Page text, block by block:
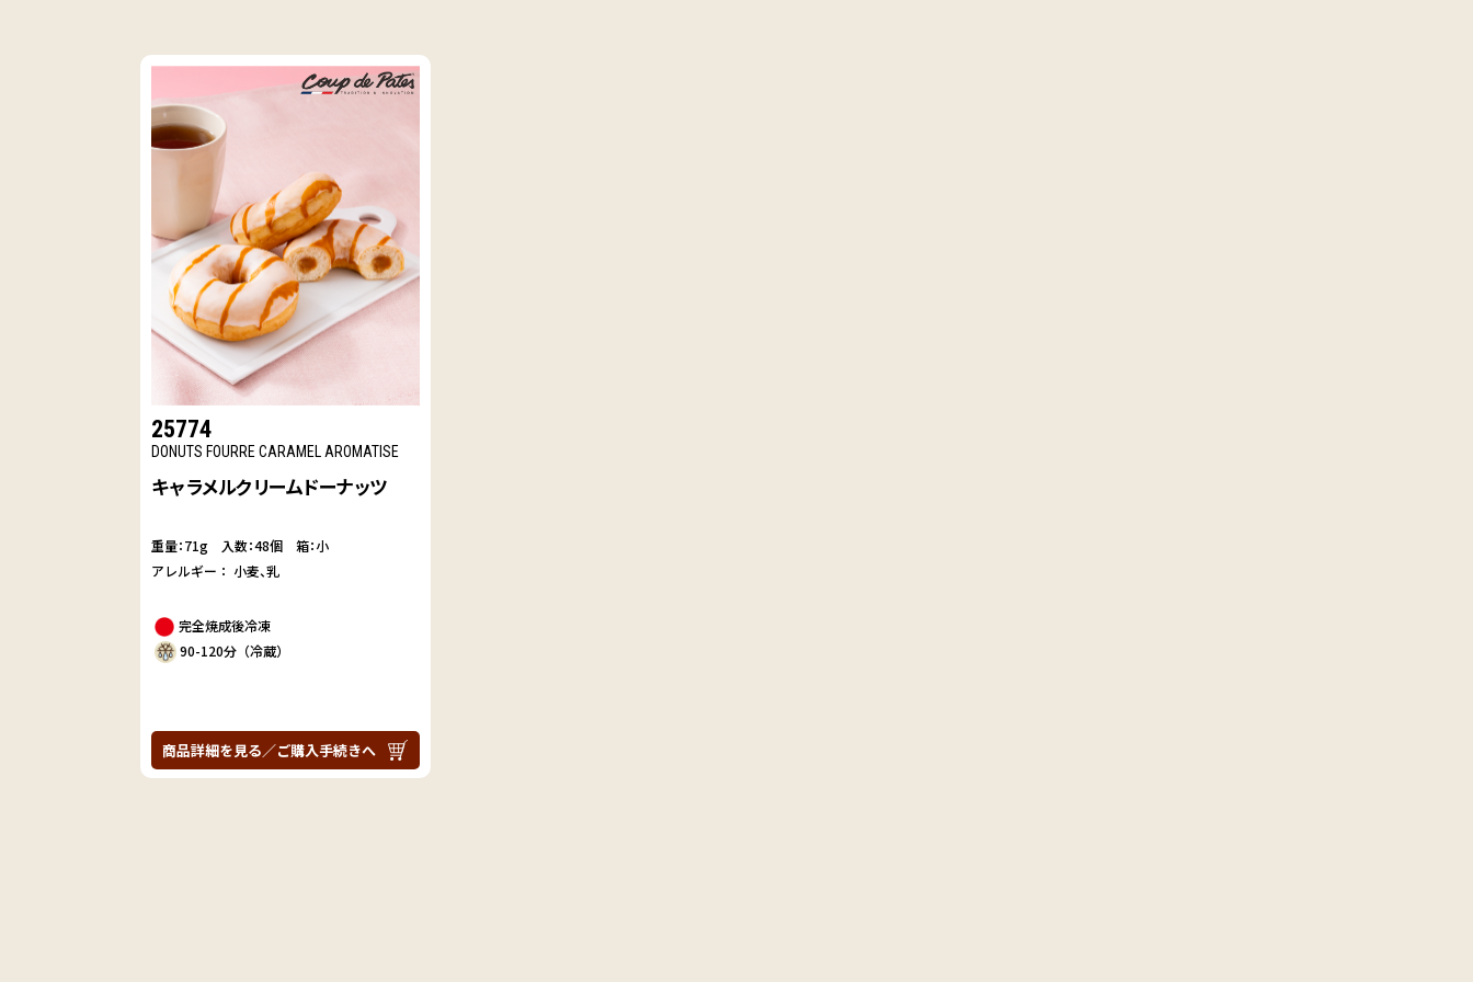
25774
DONUTS FOURRE CARAMEL AROMATISE
キャラメルクリームドーナッツ
重量：71g
入数：48個 箱：小
アレルギー： 小麦 乳
完全焼成後冷凍
90-120分（冷蔵）
商品詳細を見る／ご購入手続きへ